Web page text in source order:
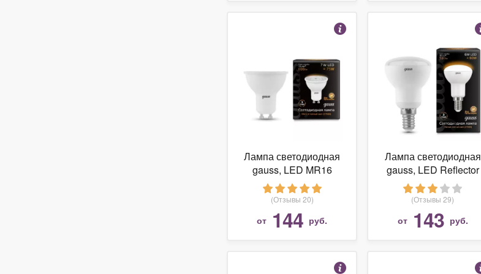
Лампа светодиодная
gauss, LED MR16
101506107 GU10,
JCDR, 7Вт, 2700К
(Отзывы 20)
от 144 руб.
Лампа светодиодная
gauss, LED Reflector
R50 106001106 E14,
R50, 6Вт, 2700К
(Отзывы 29)
от 143 руб.